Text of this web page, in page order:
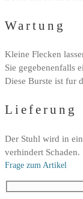
Wartung
Kleine Flecken
Sie gegebenenfalls
Diese Burste ist fur
Lieferung
Der Stuhl wird in
verhindert Schaden.
Frage zum Artikel